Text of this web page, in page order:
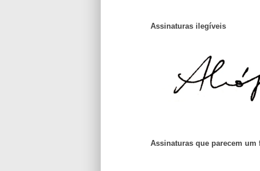
Assinaturas ilegíveis
Assinaturas que parecem um